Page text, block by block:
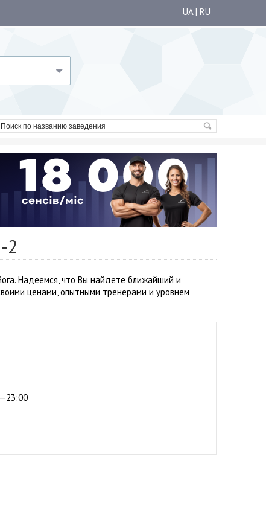
UA| RU
2
Надеемся, что Вы найдете ближайший и
ценами, опытными тренерами и уровнем